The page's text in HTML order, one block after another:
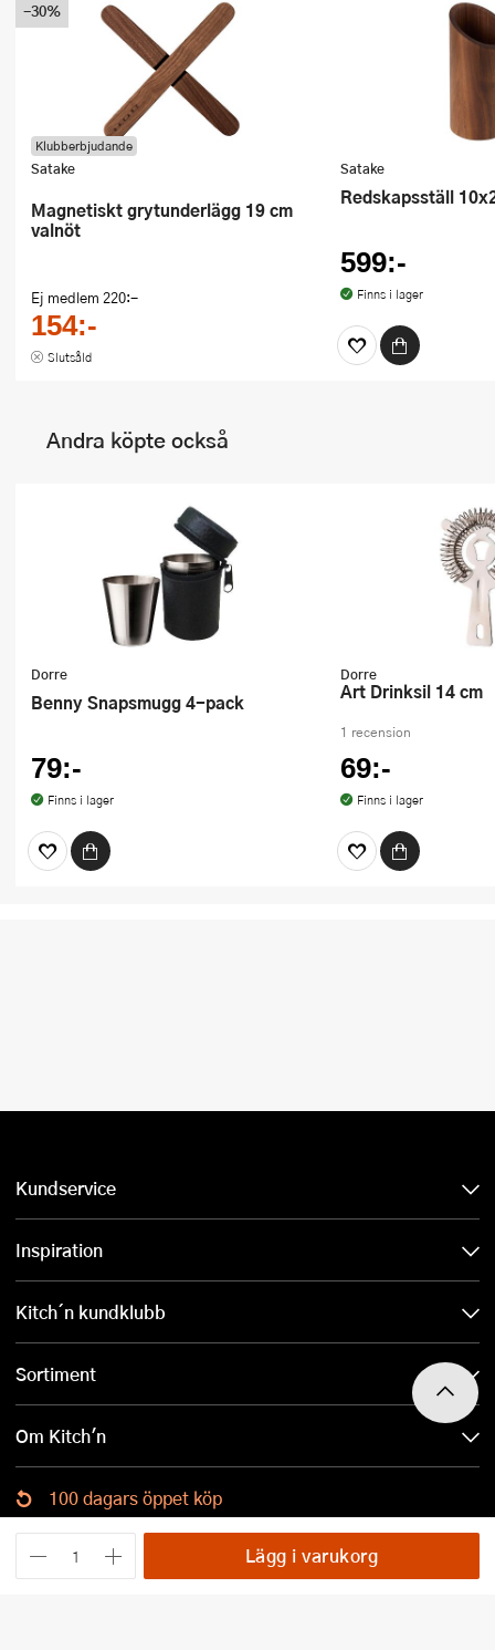
Lägg i varukorg
Klubberbjudande
Satake
Magnetiskt grytunderlägg 19 cm
valnöt
Ej medlem 220:-
154:-
Slutsåld
-30%
Satake
Redskapsställ
599:-
Finns i lager
Andra köpte också
Dorre
Benny Snapsmugg 4-pack
79:-
Finns i lager
Dorre
Art Drinksil 14 cm
1 recension
69:-
Finns i lager
Kundservice
Inspiration
Kitch´n kundklubb
Sortiment
Om Kitch'n
100 dagars öppet köp
Ladda ned Kitch´n-appen